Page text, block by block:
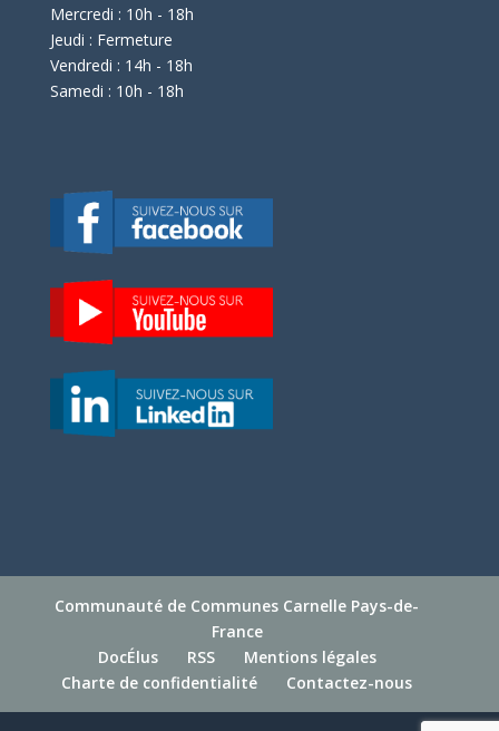
Mercredi : 10h - 18h
Jeudi : Fermeture
Vendredi : 14h - 18h
Samedi : 10h - 18h
Communauté de Communes Carnelle Pays-de-
France
DocÉlus
RSS
Mentions légales
Charte de confidentialité
Contactez-nous